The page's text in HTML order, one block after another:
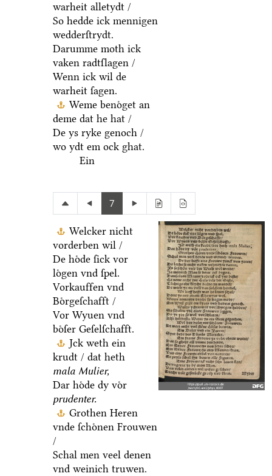
warheit alletydt /
So hedde ick mennigen
wedderſtrydt.
Darumme moth ick
vaken radtſlagen /
Wenn ick wil de
warheit ſagen.
Weme benoͤget an
deme dat he hat /
De ys ryke genoch /
wo ydt em ock ghat.
Ein
7
Welcker nicht
vorderben wil /
De hoͤde ſick vor
loͤgen vnd ſpel.
Vorkauffen vnd
Boͤrgeſchafft /
Vor Wyuen vnd
boͤſer Geſelſchafft.
Jck weth ein
krudt / dat heth
mala Mulier,
Dar hoͤde dy voͤr
prudenter.
Grothen Heren
vnde ſchoͤnen Frouwen
/
Schal men veel denen
vnd weinich truwen.